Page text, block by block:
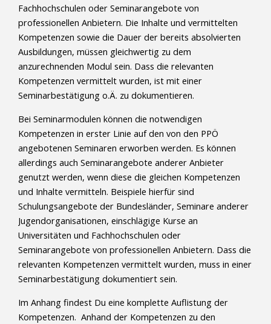
Fachhochschulen oder Seminarangebote von
professionellen Anbietern. Die Inhalte und vermittelten
Kompetenzen sowie die Dauer der bereits absolvierten
Ausbildungen, müssen gleichwertig zu dem
anzurechnenden Modul sein. Dass die relevanten
Kompetenzen vermittelt wurden, ist mit einer
Seminarbestätigung o.Ä. zu dokumentieren.
Bei Seminarmodulen können die notwendigen
Kompetenzen in erster Linie auf den von den PPÖ
angebotenen Seminaren erworben werden. Es können
allerdings auch Seminarangebote anderer Anbieter
genutzt werden, wenn diese die gleichen Kompetenzen
und Inhalte vermitteln. Beispiele hierfür sind
Schulungsangebote der Bundesländer, Seminare anderer
Jugendorganisationen, einschlägige Kurse an
Universitäten und Fachhochschulen oder
Seminarangebote von professionellen Anbietern. Dass die
relevanten Kompetenzen vermittelt wurden, muss in einer
Seminarbestätigung dokumentiert sein.
Im Anhang findest Du eine komplette Auflistung der
Kompetenzen. Anhand der Kompetenzen zu den